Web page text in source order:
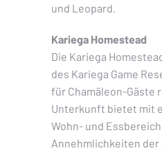
und Leopard.
Kariega Homestead
Die Kariega
des Kariega Game
für Chamäleon-Gäste
Unterkunft bietet mit
Wohn- und
Annehmlichkeiten